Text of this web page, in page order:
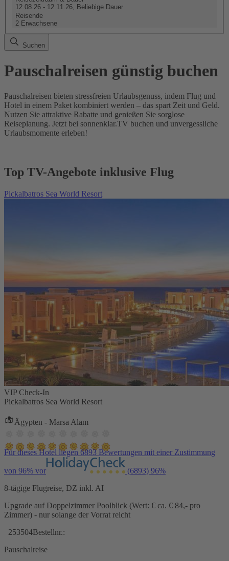
12.08.26 - 12.11.26, Beliebige Dauer
Reisende
2 Erwachsene
Suchen
Pauschalreisen günstig buchen
Pauschalreisen bieten stressfreien Urlaubsgenuss, indem Flug und
Hotel in einem Paket kombiniert werden – das spart Zeit und Geld.
Nutzen Sie attraktive Rabatte und genießen Sie sorglose
Reiseplanung. Jetzt bei sonnenklar.TV buchen und unvergessliche
Urlaubsmomente erleben!
Top TV-Angebote inklusive Flug
Pickalbatros Sea World Resort
VIP Check-In
Pickalbatros Sea World Resort
Ägypten - Marsa Alam
Für dieses Hotel liegen 6893 Bewertungen mit einer Zustimmung
von 96% vor (6893) 96%
8-tägige Flugreise, DZ inkl. AI
Upgrade auf Doppelzimmer Poolblick (Wert: € ca. € 84,- pro
Zimmer) - nur solange der Vorrat reicht
253504Bestellnr.:
Pauschalreise